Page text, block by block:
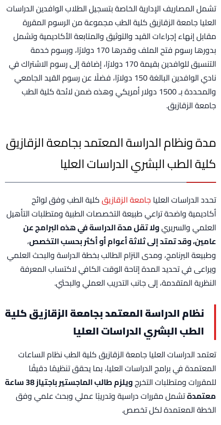
تشمل المصاريف الإدارية الخاصة بتسجيل الطلاب الوافدين الدراسات
العليا جامعة الزقازيق كلية الطب مجموعة من الرسوم المقررة
مقابل إنهاء إجراءات القيد والتوثيق والمتابعة الأكاديمية وتشمل
بدورها رسوم فتح الملف وقدرها 170 دولارًا، ورسوم خدمة
التنسيق للوافدين بقيمة 170 دولارًا، إضافة إلى رسوم الاشتراك في
نادي الوافدين البالغة 150 دولارًا، فضلًا عن رسوم القيد الجامعي
والمحددة بـ 1500 دولار أمريكي وهذه ضمن لائحة كلية الطب
جامعة الزقازيق.
مدة ونظام الدراسة المعتمد بجامعة الزقازيق
كلية الطب البشري الدراسات العليا
تحدد الدراسات العليا جامعة الزقازيقكلية الطب وفق لوائح
أكاديمية واضحة تراعي طبيعة التخصصات الطبية ومتطلبات التأهيل
العلمي والسريريولا تقل مدة الدراسة في هذه البرامج عن
عامين، وقد تمتد إلى ثلاثة أعوام أو أكثر بحسب التخصص،
وطبيعة البرنامج، ومدى التزام الطالب بخطة الدراسة والبحث العلمي
ويراعى في تحديد المدة إتاحة الوقت الكافي لاكتساب المعرفة
النظرية المتقدمة، إلى جانب التدريب العملي والبحثي.
نظام الدراسة المعتمد بجامعة الزقازيق كلية
الطب البشري الدراسات العليا
تعتمد الدراسات العليا جامعة الزقازيق كلية الطب نظام الساعات
المعتمدة في برامج الدراسات العليا، بما يحقق تنظيمًا دقيقًا
للمقررات ومتطلبات التخرج
ويلزم طالب الماجستير باجتياز 38 ساعة
معتمدةتشمل مقررات دراسية وتدريبًا عملي وبحث علمي وفق
الخطة المعتمدة لكل تخصص.